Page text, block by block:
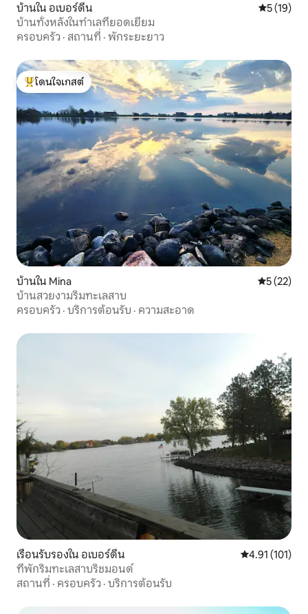
บ้านใน อเบอร์ดีน คะแนนเฉลี่
5 (19)
บ้านทั้งหลังในทำเลที่ยอดเยี่ยม
ครอบครัว · สถานที่ · พักระยะยาว
โดนใจเกสต์ที่สุด
โดนใจเกสต์
บ้านใน Mina คะแนนเฉลี่
5 (22)
บ้านสวยงามริมทะเลสาบ
ครอบครัว · บริการต้อนรับ · ความสะอาด
เรือนรับรองใน อเบอร์ดีน คะแนนเฉลี่ย
4.91 (101)
ที่พักริมทะเลสาบริชมอนด์
สถานที่ · ครอบครัว · บริการต้อนรับ